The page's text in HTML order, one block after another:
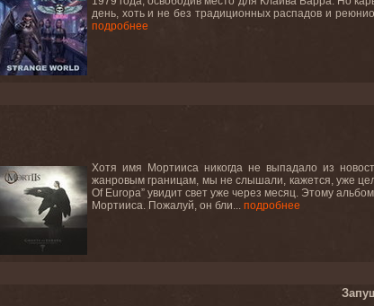
день, хоть и не без традиционных распадов и
подробнее
Хотя имя Мортииса никогда не выпадало из
жанровым границам, мы не слышали, кажется, уже
Of Europa” увидит свет уже через месяц. Этому
Мортииса. Пожалуй, он бли... подробнее